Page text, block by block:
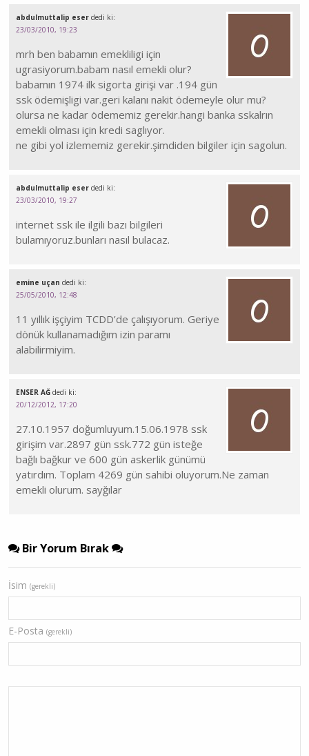
abdulmuttalip eser dedi ki:
23/03/2010, 19:23
mrh ben babamın emekliligi için
ugrasiyorum.babam nasıl emekli olur?
babamın 1974 ilk sigorta girişi var .194 gün
ssk ödemişligi var.geri kalanı nakit ödemeyle olur mu?
olursa ne kadar ödememiz gerekir.hangi banka sskalrın
emekli olması için kredi saglıyor.
ne gibi yol izlememiz gerekir.şimdiden bilgiler için sagolun.
abdulmuttalip eser dedi ki:
23/03/2010, 19:27
internet ssk ile ilgili bazı bilgileri
bulamıyoruz.bunları nasıl bulacaz.
emine uçan dedi ki:
25/05/2010, 12:48
11 yıllık işçiyim TCDD’de çalışıyorum. Geriye
dönük kullanamadığım izin paramı
alabilirmiyim.
ENSER AĞ dedi ki:
20/12/2012, 17:20
27.10.1957 doğumluyum.15.06.1978 ssk
girişim var.2897 gün ssk.772 gün isteğe
bağlı bağkur ve 600 gün askerlik günümü
yatırdım. Toplam 4269 gün sahibi oluyorum.Ne zaman
emekli olurum. sayğılar
Bir Yorum Bırak
İsim (gerekli)
E-Posta (gerekli)